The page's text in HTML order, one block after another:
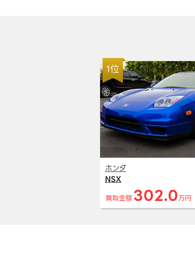
1位
ホンダ
NSX
買取金額 302.0 万円